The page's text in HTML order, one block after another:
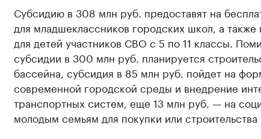
Субсидию в 308 млн руб. предоставят на
для младшеклассников городских школ, а также
для детей участников СВО с 5 по 11 классы.
субсидии в 300 млн руб. планируется
бассейна, субсидия в 85 млн руб. пойдет на
современной городской среды и внедрение
транспортных систем, еще 13 млн руб. — на
молодым семьям для покупки или строительства